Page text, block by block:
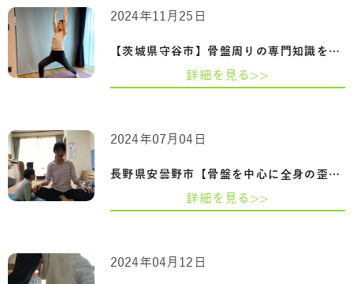
【茨城県守谷市】骨盤周りの専門知識を習…
2024年11月25日
詳細を見る>>
長野県安曇野市【骨盤を中心に全身の歪み…
2024年07月04日
詳細を見る>>
2024年04月12日